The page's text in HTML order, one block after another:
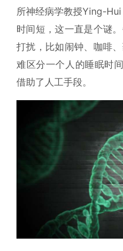
所神经病学教授Ying-
时间短，这一直是个谜
打扰，比如闹钟、咖啡
难区分一个人的睡眠时
借助了人工手段。